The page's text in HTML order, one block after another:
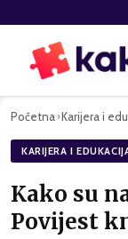
Početna›Karijera i
KARIJERA I
Kako su
Povijest